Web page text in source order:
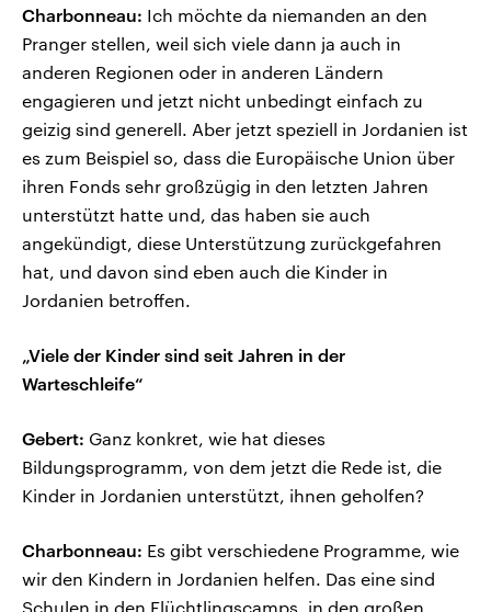
Charbonneau: Ich möchte da niemanden an den
Pranger stellen, weil sich viele dann ja auch in
anderen Regionen oder in anderen Ländern
engagieren und jetzt nicht unbedingt einfach zu
geizig sind generell. Aber jetzt speziell in Jordanien ist
es zum Beispiel so, dass die Europäische Union über
ihren Fonds sehr großzügig in den letzten Jahren
unterstützt hatte und, das haben sie auch
angekündigt, diese Unterstützung zurückgefahren
hat, und davon sind eben auch die Kinder in
Jordanien betroffen.
„Viele der Kinder sind seit Jahren in der
Warteschleife“
Gebert: Ganz konkret, wie hat dieses
Bildungsprogramm, von dem jetzt die Rede ist, die
Kinder in Jordanien unterstützt, ihnen geholfen?
Charbonneau: Es gibt verschiedene Programme, wie
wir den Kindern in Jordanien helfen. Das eine sind
Schulen in den Flüchtlingscamps, in den großen